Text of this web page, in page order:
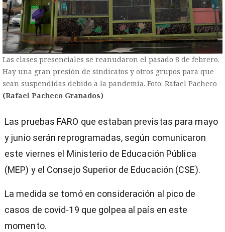
Las clases presenciales se reanudaron el pasado 8 de febrero.
Hay una gran presión de sindicatos y otros grupos para que
sean suspendidas debido a la pandemia. Foto: Rafael Pacheco
(Rafael Pacheco Granados)
Las pruebas FARO que estaban previstas para mayo
y junio serán reprogramadas, según comunicaron
este viernes el Ministerio de Educación Pública
(MEP) y el Consejo Superior de Educación (CSE).
La medida se tomó en consideración al pico de
casos de covid-19 que golpea al país en este
momento.